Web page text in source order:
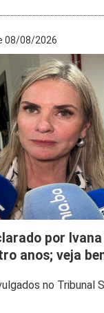
08/08/2026
por
anos; veja
no Tribunal